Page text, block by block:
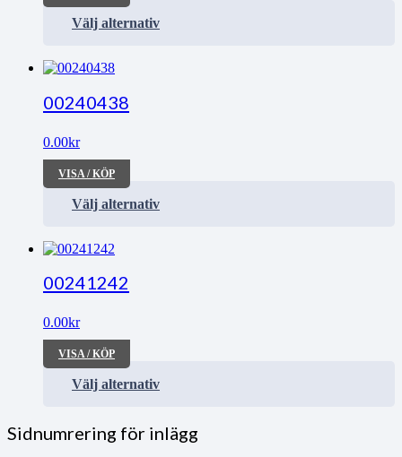
Välj alternativ
00240438
0.00kr
VISA / KÖP
Välj alternativ
00241242
0.00kr
VISA / KÖP
Välj alternativ
Sidnumrering för inlägg